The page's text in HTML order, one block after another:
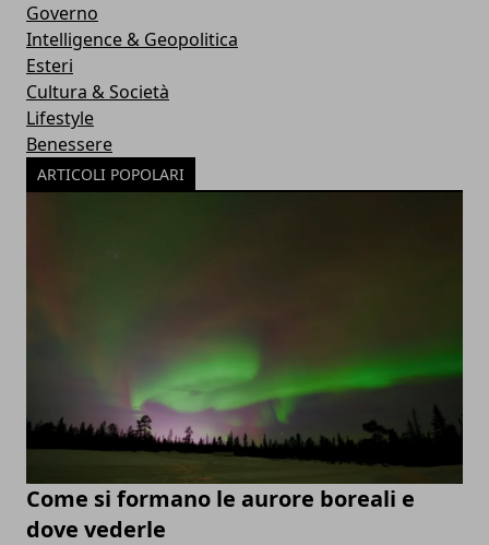
Governo
Intelligence & Geopolitica
Esteri
Cultura & Società
Lifestyle
Benessere
ARTICOLI POPOLARI
Come si formano le aurore boreali e
dove vederle